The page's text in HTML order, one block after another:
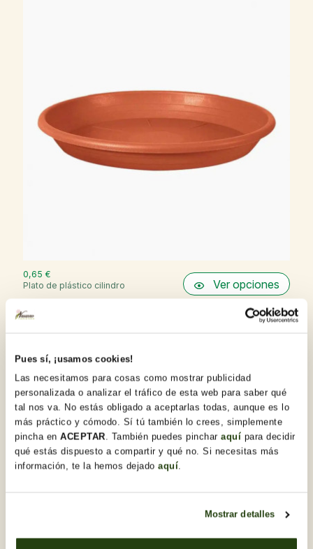
Pues sí, ¡usamos cookies!
Las necesitamos para cosas como mostrar publicidad
personalizada o analizar el tráfico de esta web para saber qué
tal nos va. No estás obligado a aceptarlas todas, aunque es lo
más práctico y cómodo. Sí tú también lo crees, simplemente
pincha enACEPTAR. También puedes pincharaquí para decidir
qué estás dispuesto a compartir y qué no. Si necesitas más
información, te la hemos dejadoaquí.
Mostrar detalles
0,65 €
Plato de plástico cilindro
Ver opciones